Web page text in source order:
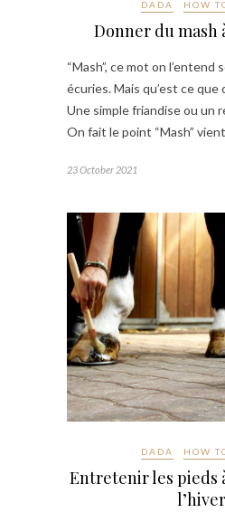
DADA HOW
Donner du mash
“Mash”, ce mot on l’entend
écuries. Mais qu’est ce que
Une simple friandise ou un
On fait le point “Mash”
23 October 2021
DADA HOW
Entretenir les pieds